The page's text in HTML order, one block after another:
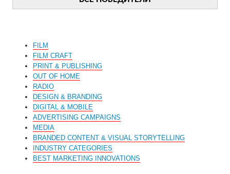
FILM
FILM CRAFT
PRINT & PUBLISHING
OUT OF HOME
RADIO
DESIGN & BRANDING
DIGITAL & MOBILE
ADVERTISING CAMPAIGNS
MEDIA
BRANDED CONTENT & VISUAL STORYTELLING
INDUSTRY CATEGORIES
BEST MARKETING INNOVATIONS